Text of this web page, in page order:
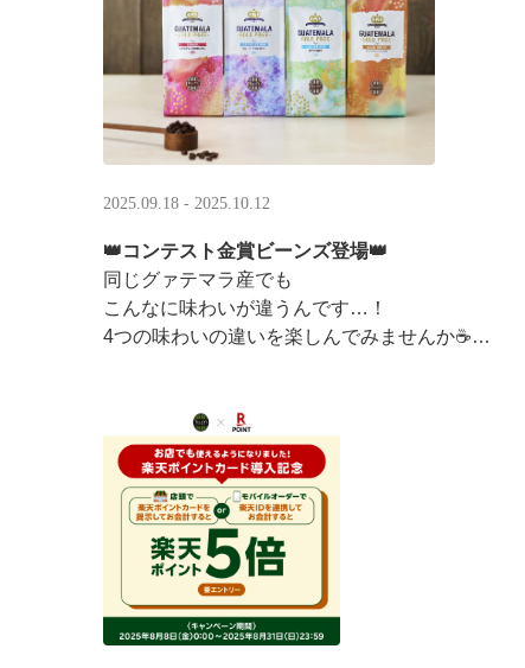
2025.09.18 - 2025.10.12
👑コンテスト金賞ビーンズ登場👑
同じグァテマラ産でも
こんなに味わいが違うんです…！
4つの味わいの違いを楽しんでみませんか☕
グァテマラコーヒー体験イベントも実施中▼